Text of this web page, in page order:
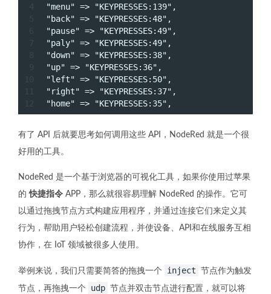
7
"menu" => "KEYPRESSES:139",
"back" => "KEYPRESSES:48",
"pause" => "KEYPRESSES:49",
"paly" => "KEYPRESSES:49",
"down" => "KEYPRESSES:38",
"up" => "KEYPRESSES:36",
"left" => "KEYPRESSES:50",
"right" => "KEYPRESSES:37",
"home" => "KEYPRESSES:35",
有了 API 后就要思考如何调用这些 API，NodeRed 就是一个很
好用的工具。
NodeRed 是一个基于浏览器的可视化工具，如果你使用过苹果
的快捷指令 APP，那么就很容易理解 NodeRed 的操作。它可
以通过拖拽节点方式构建应用程序，并通过连接它们来定义其
行为，帮助用户轻松创建流程，并使设备、API和在线服务互相
协作，在 IoT 领域被很多人使用。
举例来说，我们只需要简答的拖拽一个 inject 节点作为触发
节点，再拖拽一个 udp 节点并双击节点进行配置，就可以将